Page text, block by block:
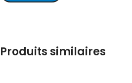
Produits similaires